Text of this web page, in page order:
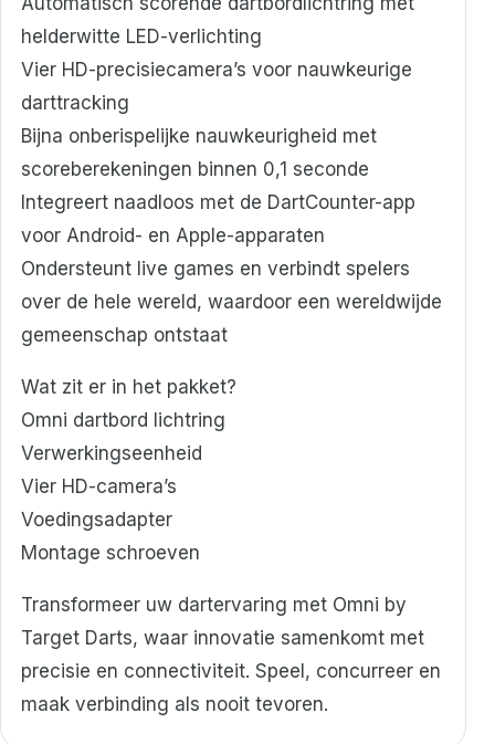
helderwitte LED-verlichting
Vier HD-precisiecamera’s voor nauwkeurige
darttracking
Bijna onberispelijke nauwkeurigheid met
scoreberekeningen binnen 0,1 seconde
Integreert naadloos met de DartCounter-app
voor Android- en Apple-apparaten
Ondersteunt live games en verbindt spelers
over de hele wereld, waardoor een wereldwijde
gemeenschap ontstaat
Wat zit er in het pakket?
Omni dartbord lichtring
Verwerkingseenheid
Vier HD-camera’s
Voedingsadapter
Montage schroeven
Transformeer uw dartervaring met Omni by
Target Darts, waar innovatie samenkomt met
precisie en connectiviteit. Speel, concurreer en
maak verbinding als nooit tevoren.